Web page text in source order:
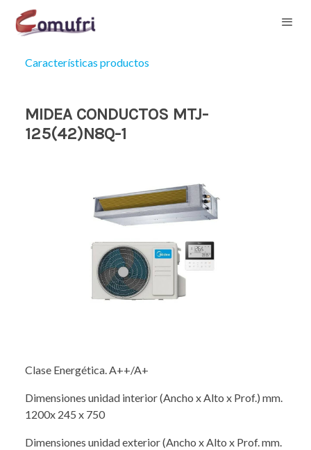
Características productos
MIDEA CONDUCTOS MTJ-
125(42)N8Q-1
Clase Energética. A++/A+
Dimensiones unidad interior (Ancho x Alto x Prof.) mm.
1200x 245 x 750
Dimensiones unidad exterior (Ancho x Alto x Prof. mm.